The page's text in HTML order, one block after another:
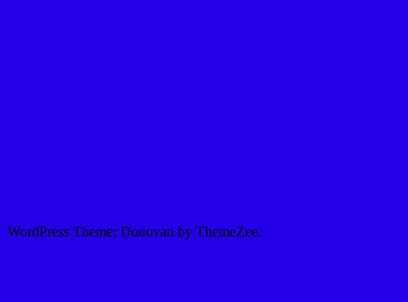
WordPress Theme: Donovan by ThemeZee.